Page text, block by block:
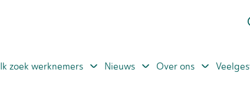
Ik zoek werknemers Nieuws Over ons